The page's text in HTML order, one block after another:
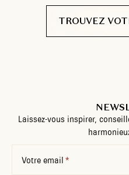
TROUVEZ
Laissez-vous inspirer,
Votre email